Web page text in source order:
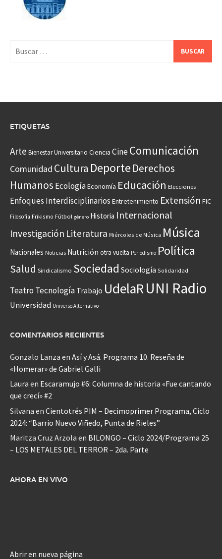
ETIQUETAS
Arte Bienestar Universitario Ciencia CineComunicación
Comunidad Cultura Deporte Derechos
Humanos EcologíaEconomía Educación Elecciones
Enfoques Interdisciplinarios Entretenimiento Extensión FIC
Filosofía Frikismo Fútbol género Historia Internacional
Investigación Literatura Miércoles de Música Música
Nacionales Noticias Nutrición otra vuelta Periodismo Política
Salud Sindicalismo Sociedad Sociología Solidaridad
Teatro Tecnología Trabajo UdelaR UNI Radio
Universidad Universo Alternativo
COMENTARIOS RECIENTES
Gonzalo Lanza en Así y Asá. Programa 10. Reseña de
«Homerar» de Gabriel Galli
Laura en Escaramujo #6: Columna de historia «Fue cantando
que crecí» #2
Silvana en Cientotrés PIM – Decimoprimer Programa, Ciclo
2024: “Barrio Nuevo Viñedo, Punta de Rieles”
Maritza Cruz Arzola en BILONGO – Ciclo 2024/Programa 25
– LOS METALES DEL TERROR – 2da. Parte
AHORA EN VIVO
Abrir en nueva página